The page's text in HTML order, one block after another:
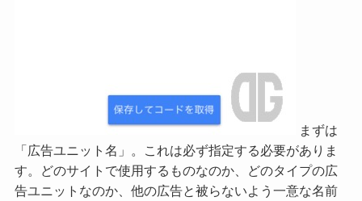
まずは
「広告ユニット名」。これは必ず指定する必要がありま
す。どのサイトで使用するものなのか、どのタイプの広
告ユニットなのか、他の広告と被らないよう一意な名前